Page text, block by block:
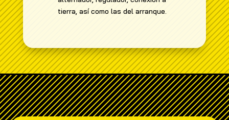
tierra, así como las del arranque.